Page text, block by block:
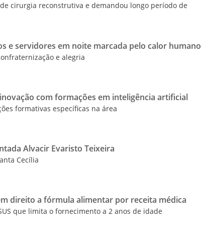
cirurgia reconstrutiva e demandou longo período de
e servidores em noite marcada pelo calor humano
e alegria
com formações em inteligência artificial
formativas específicas na área
Alvacir Evaristo Teixeira
Cecília
direito a fórmula alimentar por receita médica
que limita o fornecimento a 2 anos de idade